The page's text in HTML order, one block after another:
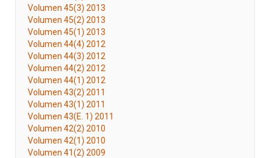
Volumen 45(3) 2013
Volumen 45(2) 2013
Volumen 45(1) 2013
Volumen 44(4) 2012
Volumen 44(3) 2012
Volumen 44(2) 2012
Volumen 44(1) 2012
Volumen 43(2) 2011
Volumen 43(1) 2011
Volumen 43(E. 1) 2011
Volumen 42(2) 2010
Volumen 42(1) 2010
Volumen 41(2) 2009